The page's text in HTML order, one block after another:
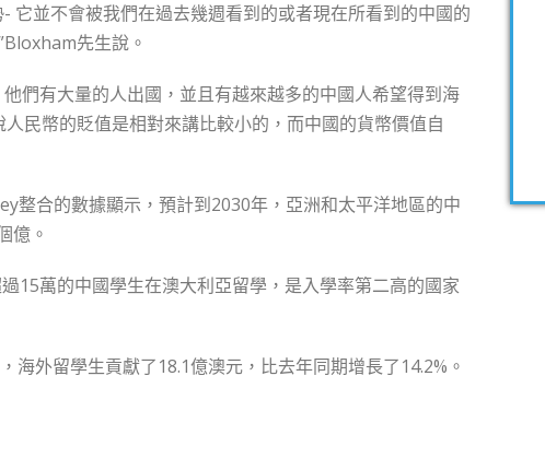
它並不會被我們在過去幾週看到的或者現在所看到的中國的
先生說。
們有大量的人出國，並且有越來越多的中國人希望得到海
民幣的貶值是相對來講比較小的，而中國的貨幣價值自
整合的數據顯示，預計到2030年，亞洲和太平洋地區的中
億。
15萬的中國學生在澳大利亞留學，是入學率第二高的國家
海外留學生貢獻了18.1億澳元，比去年同期增長了14.2%。